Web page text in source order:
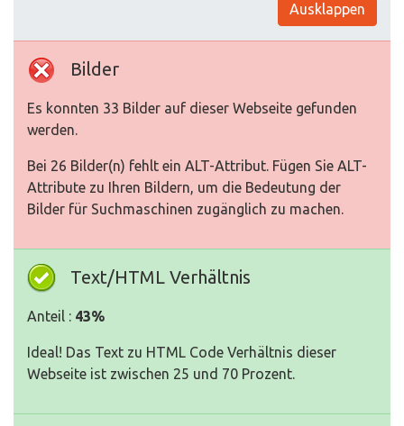
Ausklappen
Bilder
Es konnten 33 Bilder auf dieser Webseite gefunden
werden.
Bei 26 Bilder(n) fehlt ein ALT-Attribut. Fügen Sie ALT-
Attribute zu Ihren Bildern, um die Bedeutung der
Bilder für Suchmaschinen zugänglich zu machen.
Text/HTML Verhältnis
Anteil : 43%
Ideal! Das Text zu HTML Code Verhältnis dieser
Webseite ist zwischen 25 und 70 Prozent.